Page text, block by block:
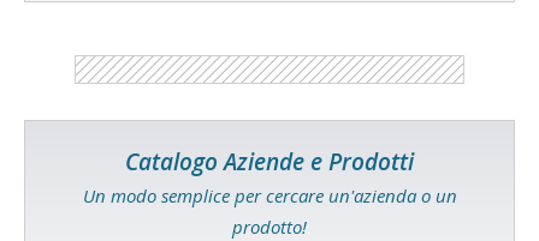
Catalogo Aziende e Prodotti
Un modo semplice per cercare un'azienda o un
prodotto!